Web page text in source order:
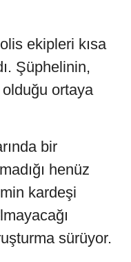
ekipleri kısa
Şüphelinin,
ortaya
bir
henüz
kardeşi
sürüyor.